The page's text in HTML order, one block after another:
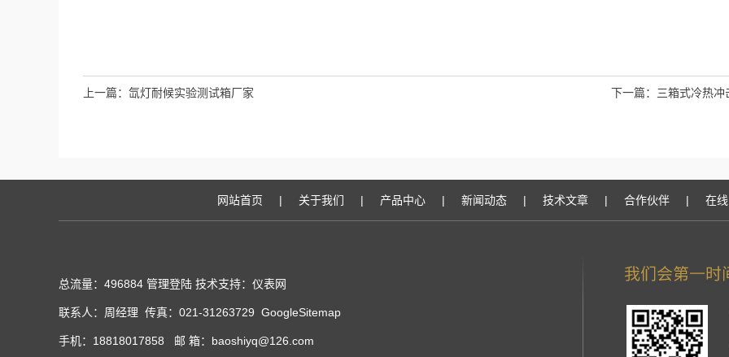
上一篇： 氙灯耐候实验测试箱厂家 下一篇： 三箱式冷热冲
网站首页 | 关于我们 | 产品中心 | 新闻动态 | 技术文章 | 合作伙伴 | 在
总流量：496884 管理登陆 技术支持： 仪表网
联系人：周经理 传真：021-31263729 GoogleSitemap
手机：18818017858 邮 箱：baoshiyq@126.com